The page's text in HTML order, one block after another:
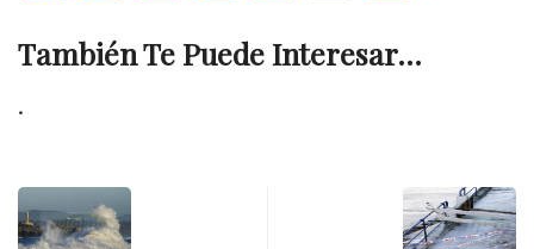
También Te Puede Interesar...
.